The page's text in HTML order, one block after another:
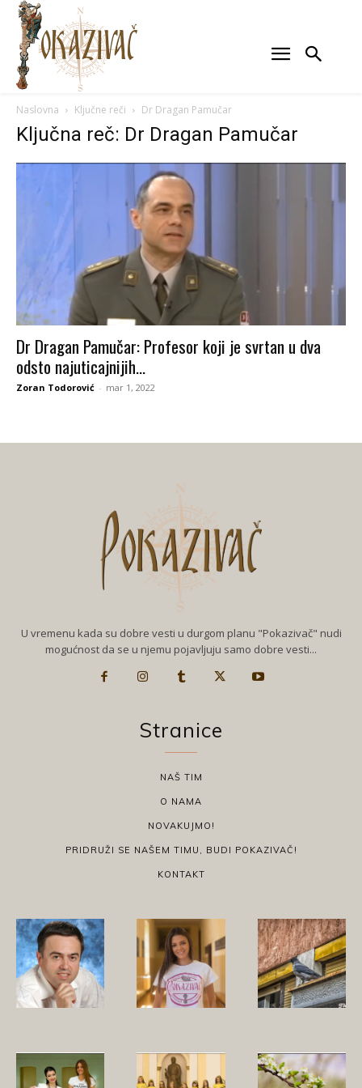
Naslovna Ključne reči Dr Dragan Pamučar
Ključna reč: Dr Dragan Pamučar
Dr Dragan Pamučar: Profesor koji je svrtan u dva
odsto najuticajnijih...
Zoran Todorović - mar 1, 2022
U vremenu kada su dobre vesti u durgom planu "Pokazivač" nudi
mogućnost da se u njemu pojavljuju samo dobre vesti...
Stranice
NAŠ TIM
O NAMA
NOVAKUJMO!
PRIDRUŽI SE NAŠEM TIMU, BUDI POKAZIVAČ!
KONTAKT